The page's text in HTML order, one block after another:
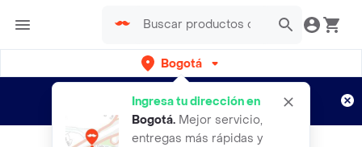
Bogotá
Ingresa tu dirección en
Bogotá. Mejor servicio,
entregas más rápidas y
envíos gratis por semanas
Aplican TyC